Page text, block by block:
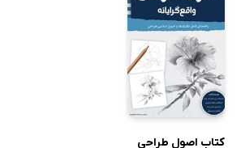
کتاب اصول طراحی